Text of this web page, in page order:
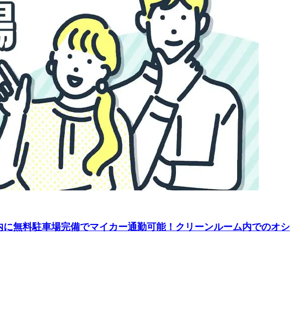
無料駐車場完備でマイカー通勤可能！クリーンルーム内でのオシ